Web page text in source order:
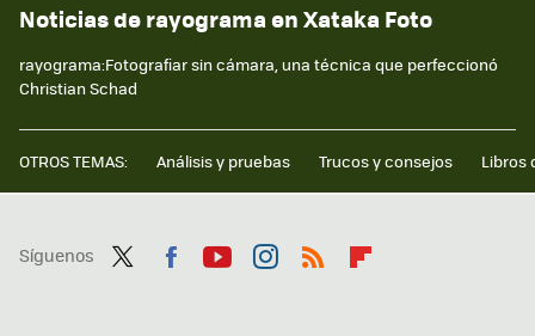
Noticias de rayograma en Xataka Foto
rayograma:Fotografiar sin cámara, una técnica que perfeccionó
Christian Schad
OTROS TEMAS: Análisis y pruebas Trucos y consejos Libros
Síguenos